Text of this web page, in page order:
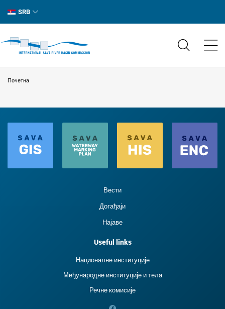
SRB
Почетна
Вести
Догађаји
Најаве
Useful links
Националне институције
Међународне институције и тела
Речне комисије